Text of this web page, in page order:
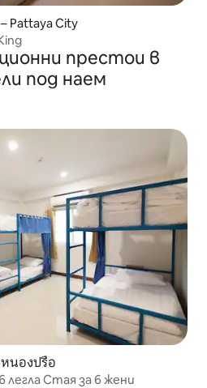
Pattaya City
престои в
под наем
นองปรือ
Стая за 6 жени